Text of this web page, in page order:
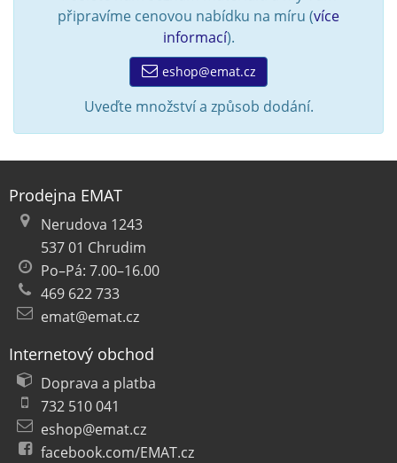
připravíme cenovou nabídku na míru (více
informací).
eshop@emat.cz
Uveďte množství a způsob dodání.
Prodejna EMAT
Nerudova 1243
537 01 Chrudim
Po–Pá: 7.00–16.00
469 622 733
emat@emat.cz
Internetový obchod
Doprava a platba
732 510 041
eshop@emat.cz
facebook.com/EMAT.cz